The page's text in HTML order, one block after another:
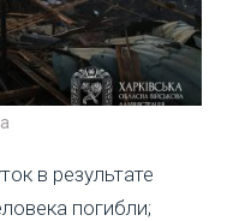
в результате
погибли;